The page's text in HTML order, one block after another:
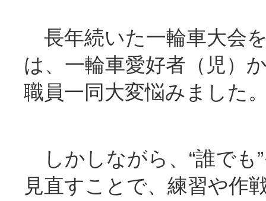
長年続いた一輪車大会
は、一輪車愛好者（児）
職員一同大変悩みました
しかしながら、“誰でも
見直すことで、練習や作